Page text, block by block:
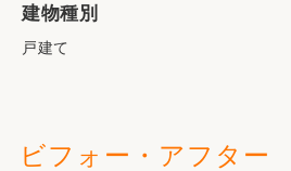
建物種別
戸建て
ビフォー・アフター